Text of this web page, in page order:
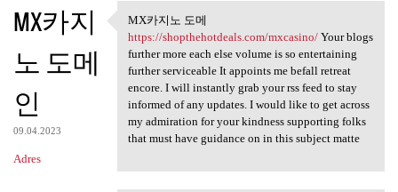
MX카지
노 도메
인
09.04.2023
Adres
MX카지노 도메 https:/
MX카지노 도메
https://shopthehotdeals.com/mxcasino/Your blogs
further more each else volume is so entertaining
further serviceable It appoints me befall retreat
encore. I will instantly grab your rss feed to stay
informed of any updates. I would like to get across
my admiration for your kindness supporting folks
that must have guidance on in this subject matte